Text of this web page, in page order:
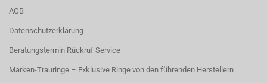
AGB
Datenschutzerklärung
Beratungstermin Rückruf Service
Marken-Trauringe – Exklusive Ringe von den führenden Herstellern